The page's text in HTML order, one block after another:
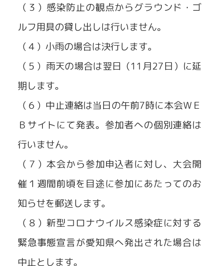
（３）感染防止の観点からグラウンド・ゴ
ルフ用具の貸し出しは行いません。
（４）小雨の場合は決行します。
（５）雨天の場合は翌日（11月27日）に延
期します。
（６）中止連絡は当日の午前7時に本会ＷＥ
Ｂサイトにて発表。参加者への個別連絡は
行いません。
（７）本会から参加申込者に対し、大会開
催１週間前頃を目途に参加にあたってのお
知らせを郵送します。
（８）新型コロナウイルス感染症に対する
緊急事態宣言が愛知県へ発出された場合は
中止とします。